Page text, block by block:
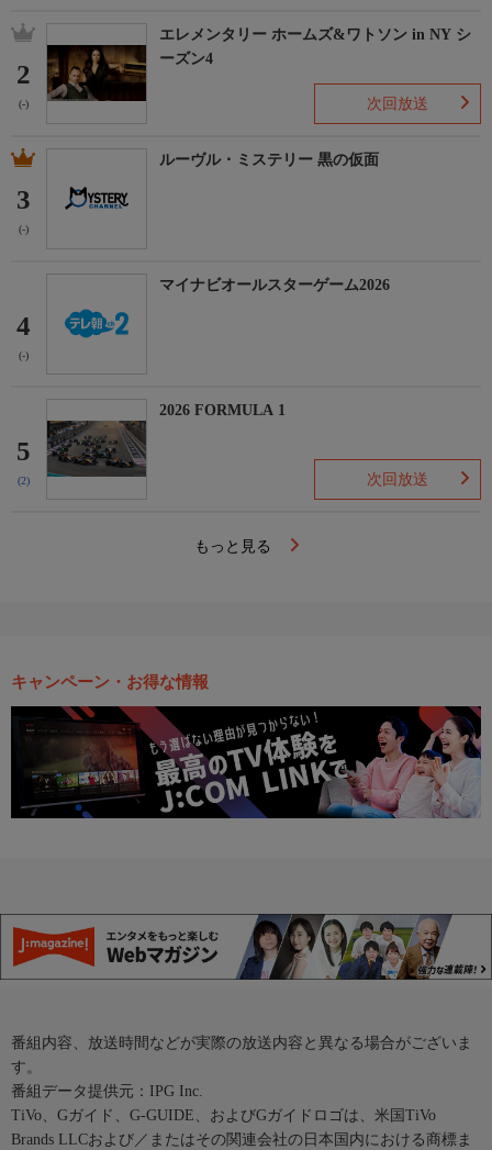
2
(-)
エレメンタリー ホームズ&ワトソン in NY シ
ーズン4
次回放送
3
(-)
ルーヴル・ミステリー 黒の仮面
4
(-)
マイナビオールスターゲーム2026
5
(2)
2026 FORMULA 1
次回放送
もっと見る
キャンペーン・お得な情報
番組内容、放送時間などが実際の放送内容と異なる場合がございま
す。
番組データ提供元：IPG Inc.
TiVo、Gガイド、G-GUIDE、およびGガイドロゴは、米国TiVo
Brands LLCおよび／またはその関連会社の日本国内における商標ま